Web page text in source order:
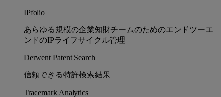
IPfolio
あらゆる規模の企業知財チームのためのエンドツーエ
ンドのIPライフサイクル管理
Derwent Patent Search
信頼できる特許検索結果
Trademark Analytics